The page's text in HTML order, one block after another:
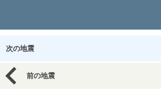
次の地震
前の地震